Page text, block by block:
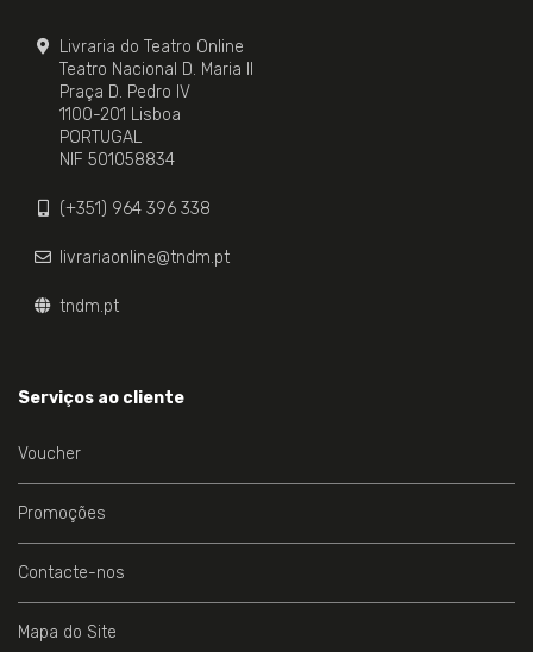
Livraria do Teatro Online
Teatro Nacional D. Maria II
Praça D. Pedro IV
1100-201 Lisboa
PORTUGAL
NIF 501058834
(+351) 964 396 338
livrariaonline@tndm.pt
tndm.pt
Serviços ao cliente
Voucher
Promoções
Contacte-nos
Mapa do Site